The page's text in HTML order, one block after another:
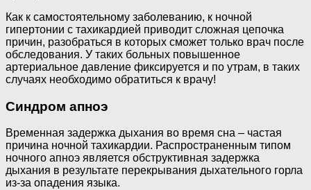
Как к самостоятельному заболеванию, к ночной
гипертонии с тахикардией приводит сложная цепочка
причин, разобраться в которых сможет только врач после
обследования. У таких больных повышенное
артериальное давление фиксируется и по утрам, в таких
случаях необходимо обратиться к врачу!
Синдром апноэ
Временная задержка дыхания во время сна – частая
причина ночной тахикардии. Распространенным типом
ночного апноэ является обструктивная задержка
дыхания в результате перекрывания дыхательного горла
из-за опадения языка.